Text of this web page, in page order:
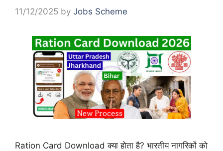
11/12/2025 by Jobs Scheme
Ration Card Download क्या होता है? भारतीय नागरिकों को